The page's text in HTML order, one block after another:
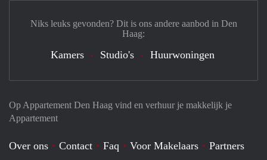
Op Appartement Den Haag vind en verhuur je makkelijk je
Appartement
Over ons Contact Faq Voor Makelaars Partners
Niks leuks gevonden? Dit is ons andere aanbod in Den
Haag:
Kamers Studio's Huurwoningen